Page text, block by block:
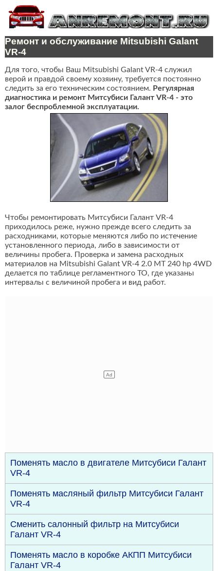
Ремонт и обслуживание Mitsubishi Galant
VR-4
Для того, чтобы Ваш Mitsubishi Galant VR-4 служил
верой и правдой своему хозяину, требуется постоянно
следить за его техническим состоянием. Регулярная
диагностика и ремонт Митсубиси Галант VR-4 - это
залог беспроблемной эксплуатации.
Чтобы ремонтировать Митсубиси Галант VR-4
приходилось реже, нужно прежде всего следить за
расходниками, которые меняются либо по истечение
установленного периода, либо в зависимости от
величины пробега. Проверка и замена расходных
материалов на Mitsubishi Galant VR-4 2.0 MT 240 hp 4WD
делается по таблице регламентного ТО, где указаны
интервалы с величиной пробега и вид работ.
Поменять масло в двигателе Митсубиси Галант
VR-4
Поменять масляный фильтр Митсубиси Галант
VR-4
Сменить салонный фильтр на Митсубиси
Галант VR-4
Поменять масло в коробке АКПП Митсубиси
Галант VR-4